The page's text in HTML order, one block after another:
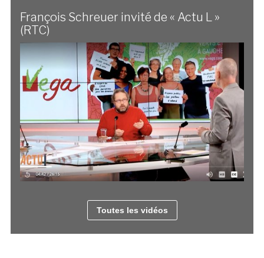
François Schreuer invité de « Actu L »
(RTC)
Toutes les vidéos